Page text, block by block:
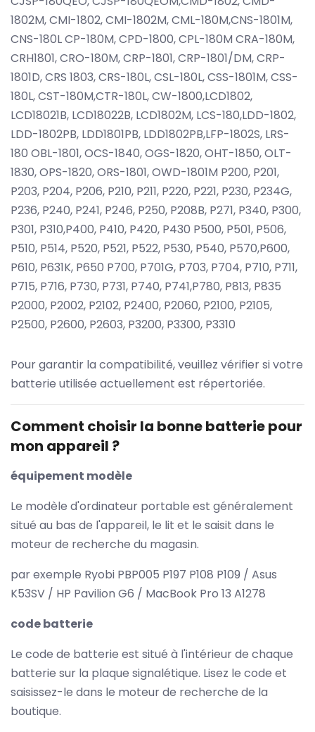
1802M, CMI-1802, CMI-1802M, CML-180M,CNS-1801M,
CNS-180L CP-180M, CPD-1800, CPL-180M CRA-180M,
CRH1801, CRO-180M, CRP-1801, CRP-1801/DM, CRP-
1801D, CRS 1803, CRS-180L, CSL-180L, CSS-1801M, CSS-
180L, CST-180M,CTR-180L, CW-1800,LCD1802,
LCD18021B, LCD18022B, LCD1802M, LCS-180,LDD-1802,
LDD-1802PB, LDD1801PB, LDD1802PB,LFP-1802S, LRS-
180 OBL-1801, OCS-1840, OGS-1820, OHT-1850, OLT-
1830, OPS-1820, ORS-1801, OWD-1801M P200, P201,
P203, P204, P206, P210, P211, P220, P221, P230, P234G,
P236, P240, P241, P246, P250, P208B, P271, P340, P300,
P301, P310,P400, P410, P420, P430 P500, P501, P506,
P510, P514, P520, P521, P522, P530, P540, P570,P600,
P610, P631K, P650 P700, P701G, P703, P704, P710, P711,
P715, P716, P730, P731, P740, P741,P780, P813, P835
P2000, P2002, P2102, P2400, P2060, P2100, P2105,
P2500, P2600, P2603, P3200, P3300, P3310
Pour garantir la compatibilité, veuillez vérifier si votre
batterie utilisée actuellement est répertoriée.
Comment choisir la bonne batterie pour
mon appareil ?
équipement modèle
Le modèle d'ordinateur portable est généralement
situé au bas de l'appareil, le lit et le saisit dans le
moteur de recherche du magasin.
par exemple Ryobi PBP005 P197 P108 P109 / Asus
K53SV / HP Pavilion G6 / MacBook Pro 13 A1278
code batterie
Le code de batterie est situé à l'intérieur de chaque
batterie sur la plaque signalétique. Lisez le code et
saisissez-le dans le moteur de recherche de la
boutique.